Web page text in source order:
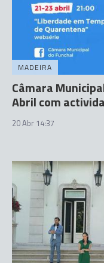
MADEIRA
Câmara
Abril com
20 Abr 14:37